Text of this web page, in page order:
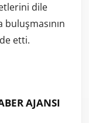
dile
etti.
AJANSI